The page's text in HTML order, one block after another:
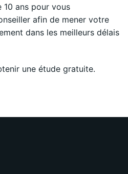
ans pour vous
afin de mener votre
dans les meilleurs délais
une étude gratuite.